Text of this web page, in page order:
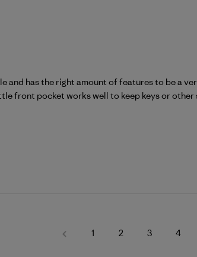
has the right amount of features to be a
front pocket works well to keep keys or other
1 2 3 4